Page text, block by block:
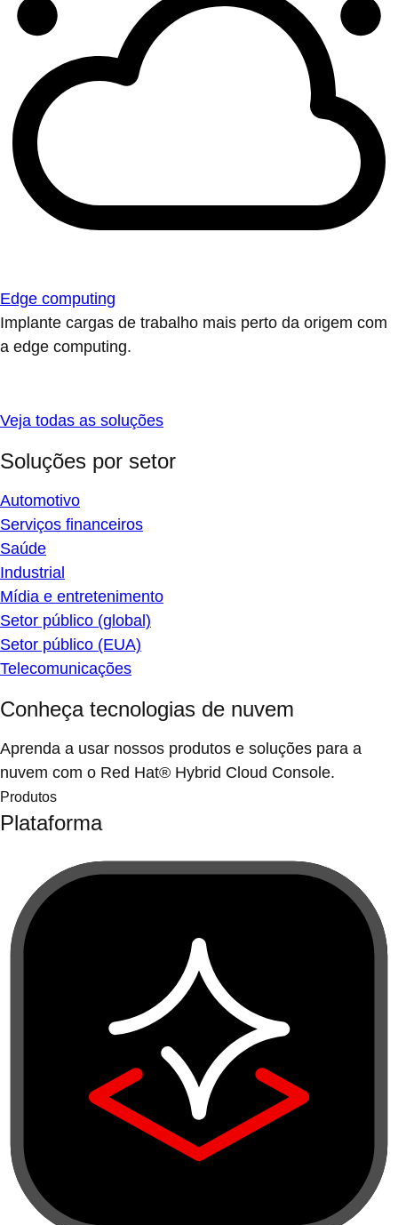
Edge computing
Implante cargas de trabalho mais perto da origem com
a edge computing.
Veja todas as soluções
Soluções por setor
Automotivo
Serviços financeiros
Saúde
Industrial
Mídia e entretenimento
Setor público (global)
Setor público (EUA)
Telecomunicações
Conheça tecnologias de nuvem
Aprenda a usar nossos produtos e soluções para a
nuvem com o Red Hat® Hybrid Cloud Console.
Produtos
Plataforma